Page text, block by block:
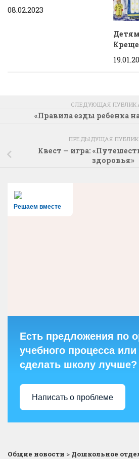
08.02.2023
СЛЕДУЮЩАЯ
«Правила езды ребенка
ПРЕДЫДУЩАЯ
Квест — игра:
здоровья»
Решаем вместе
Есть предложения по
учебного процесса или
сделать школу лучше?
Написать о проблеме
Общие новости > Дошкольное